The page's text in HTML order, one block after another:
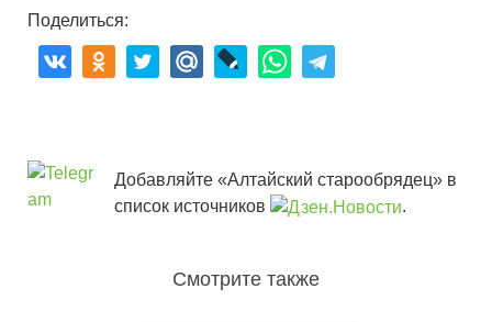
Поделиться:
Добавляйте «Алтайский старообрядец» в
список источников
.
Смотрите также